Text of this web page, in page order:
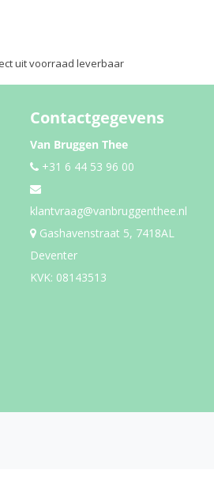
uit voorraad leverbaar
Contactgegevens
Van Bruggen Thee
+31 6 44 53 96 00
klantvraag@vanbruggenthee.nl
Gashavenstraat 5, 7418AL
Deventer
KVK: 08143513